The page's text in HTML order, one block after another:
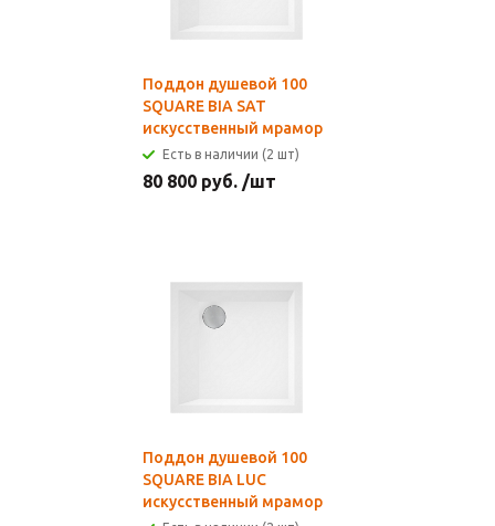
Поддон душевой 100
SQUARE BIA SAT
искусственный мрамор
Есть в наличии (2 шт)
80 800 руб. /шт
Поддон душевой 100
SQUARE BIA LUC
искусственный мрамор